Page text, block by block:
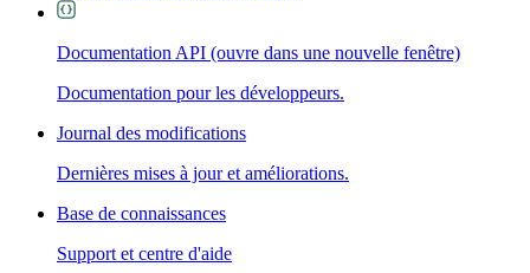
Documentation API (ouvre dans une nouvelle fenêtre)
Documentation pour les développeurs.
Journal des modifications
Dernières mises à jour et améliorations.
Base de connaissances
Support et centre d'aide